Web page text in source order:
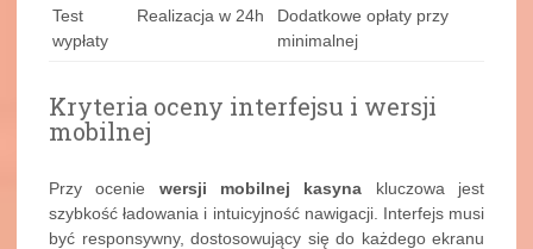
Test
wypłaty
Realizacja w 24h
Dodatkowe opłaty przy
minimalnej
Kryteria oceny interfejsu i wersji
mobilnej
Przy ocenie wersji mobilnej kasyna kluczowa jest
szybkość ładowania i intuicyjność nawigacji. Interfejs musi
być responsywny, dostosowujący się do każdego ekranu